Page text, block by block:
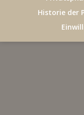
Historie der